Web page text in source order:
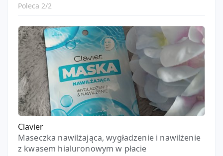
Poleca 2/2
Clavier
Maseczka nawilżająca, wygładzenie i nawilżenie
z kwasem hialuronowym w płacie